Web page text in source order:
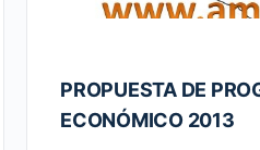
PROPUESTA DE
ECONÓMICO 2013